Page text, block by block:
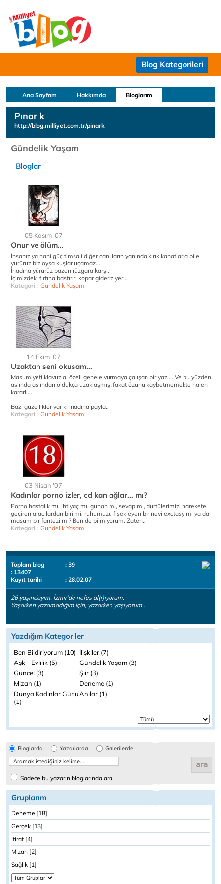
Blog Kategorileri
Ana Sayfam Hakkımda Bloglarım
Pınar k
http://blog.milliyet.com.tr/pinark
Gündelik Yaşam
Bloglar
05 Kasım '07
Onur ve ölüm...
İnsanız ya hani güç timsali diğer canlıların yanında kırık kanatlarla bile
yürürüz biz oysa kuşlar uçamaz...
İnadına yürürüz bazen rüzgara karşı.
İçimizdeki fırtına bastırır, kopar gideriz yer ..
Kategori : Gündelik Yaşam
14 Ekim '07
Uzaktan seni okusam...
Masumiyeti klavuzla, özeli genele vurmaya çalışan bir yazı... Ve bu yüzden,
aslında aslından oldukça uzaklaşmış ;fakat özünü kaybetmemekte halen
kararlı...
Bazı güzellikler var ki inadına payla..
Kategori : Gündelik Yaşam
03 Nisan '07
Kadınlar porno izler, cd kan ağlar... mı?
Porno hastalık mı, ihtiyaç mı, günah mı, sevap mı, dürtülerimizi harekete
geçiren aracılardan biri mi, ruhumuzu fişekleyen bir nevi exctasy mi ya da
masum bir fantezi mi? Ben de bilmiyorum. Zaten..
Kategori : Gündelik Yaşam
Toplam blog
: 39
: 13407
Kayıt tarihi
: 28.02.07
26 yaşındayım. İzmir'de nefes al(r)ıyorum.
Yaşarken yazamadığım için, yazarken yaşıyorum..
Yazdığım Kategoriler
Ben Bildiriyorum (10) İlişkiler (7)
Aşk - Evlilik (5)
Gündelik Yaşam (3)
Güncel (3)
Şiir (3)
Mizah (1)
Deneme (1)
Dünya Kadınlar Günü
(1)
Anılar (1)
Bloglarda Yazarlarda Galerilerde
Sadece bu yazarın bloglarında ara
Gruplarım
Deneme [18]
Gerçek [13]
İtiraf [4]
Mizah [2]
Sağlık [1]